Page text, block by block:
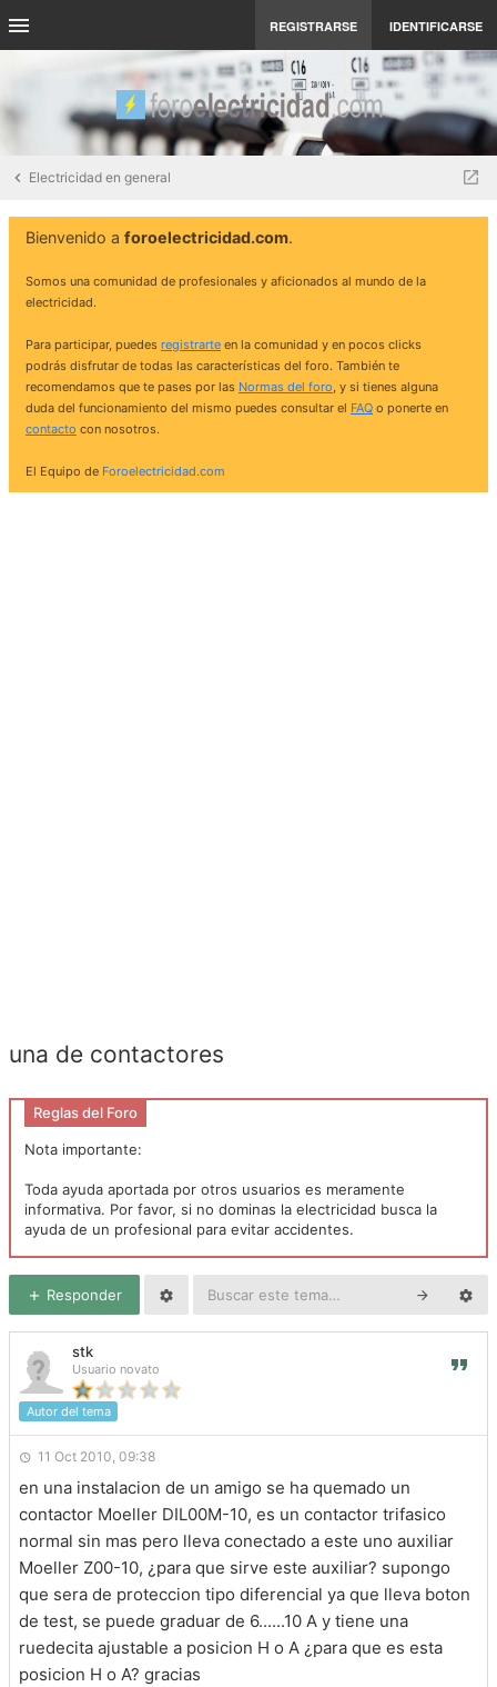
REGISTRARSE IDENTIFICARSE
Electricidad en general
Bienvenido a foroelectricidad.com.
Somos una comunidad de profesionales y aficionados al mundo de la
electricidad.
Para participar, puedes registrarte en la comunidad y en pocos clicks
podrás disfrutar de todas las características del foro. También te
recomendamos que te pases por las Normas del foro, y si tienes alguna
duda del funcionamiento del mismo puedes consultar el FAQ o ponerte en
contacto con nosotros.
El Equipo de Foroelectricidad.com
una de contactores
Reglas del Foro
Nota importante:
Toda ayuda aportada por otros usuarios es meramente
informativa. Por favor, si no dominas la electricidad busca la
ayuda de un profesional para evitar accidentes.
Responder
stk
Usuario novato
Autor del tema
11 Oct 2010, 09:38
en una instalacion de un amigo se ha quemado un
contactor Moeller DIL00M-10, es un contactor trifasico
normal sin mas pero lleva conectado a este uno auxiliar
Moeller Z00-10, ¿para que sirve este auxiliar? supongo
que sera de proteccion tipo diferencial ya que lleva boton
de test, se puede graduar de 6......10 A y tiene una
ruedecita ajustable a posicion H o A ¿para que es esta
posicion H o A? gracias